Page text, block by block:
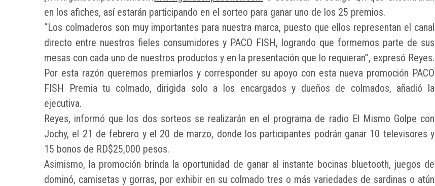
en los afiches, así estarán participando en el sorteo para ganar uno de los 25 premios.
“Los colmaderos son muy importantes para nuestra marca, puesto que ellos representan el canal
directo entre nuestros fieles consumidores y PACO FISH, logrando que formemos parte de sus
mesas con cada uno de nuestros productos y en la presentación que lo requieran”, expresó Reyes.
Por esta razón queremos premiarlos y corresponder su apoyo con esta nueva promoción PACO
FISH Premia tu colmado, dirigida solo a los encargados y dueños de colmados, añadió la
ejecutiva.
Reyes, informó que los dos sorteos se realizarán en el programa de radio El Mismo Golpe con
Jochy, el 21 de febrero y el 20 de marzo, donde los participantes podrán ganar 10 televisores y
15 bonos de RD$25,000 pesos.
Asimismo, la promoción brinda la oportunidad de ganar al instante bocinas bluetooth, juegos de
dominó, camisetas y gorras, por exhibir en su colmado tres o más variedades de sardinas o atún